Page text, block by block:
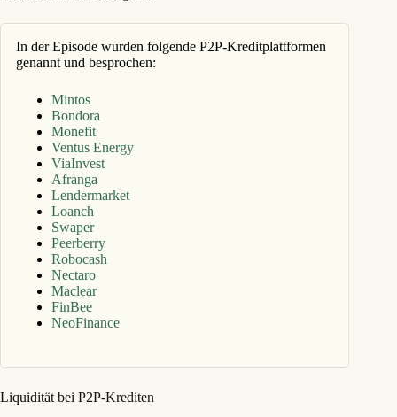
In der Episode wurden folgende P2P-Kreditplattformen
genannt und besprochen:
Mintos
Bondora
Monefit
Ventus Energy
ViaInvest
Afranga
Lendermarket
Loanch
Swaper
Peerberry
Robocash
Nectaro
Maclear
FinBee
NeoFinance
Liquidität bei P2P‑Krediten